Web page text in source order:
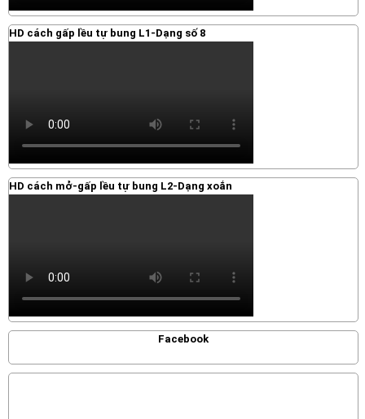
HD cách gấp lều tự bung L1-Dạng số 8
HD cách mở-gấp lều tự bung L2-Dạng xoắn
Facebook